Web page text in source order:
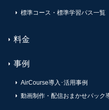
標準コース・標準学習パス一覧
料金
事例
AirCourse導入･活用事例
動画制作・配信おまかせパック